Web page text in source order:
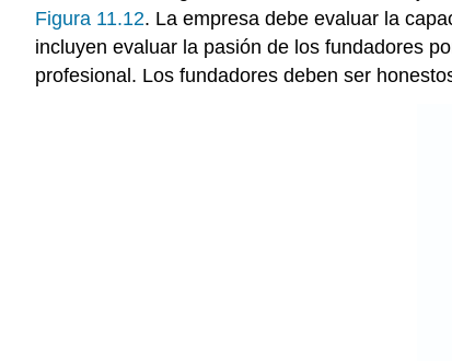
Figura 11.12. La empresa debe evaluar la
incluyen evaluar la pasión de los fundadores
profesional. Los fundadores deben ser